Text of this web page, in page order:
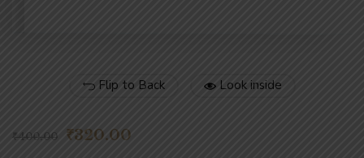
Flip to Back Look inside
₹400.00 ₹320.00